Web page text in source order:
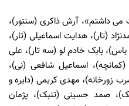
داشتم»، آرش ذاکری (سنتور)،
(تار)، هدایت اسماعیلی (تار)،
بابک خادم لو (سه تار)، علی
اسماعیل شافعی (نی)،
زورخانه)، مهدی کریمی (دایره و
صمد حسینی (تنبک)، پژمان